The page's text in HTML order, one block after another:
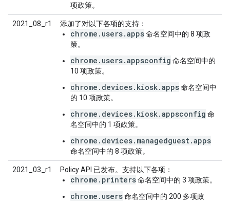
项政策。
2021_08_r1 添加了对以下各项的支持：
chrome.users.apps命名空间中的 8 项政
策。
chrome.users.appsconfig 命名空间中的
10 项政策。
chrome.devices.kiosk.apps命名空间中
的 10 项政策。
chrome.devices.kiosk.appsconfig 命
名空间中的 1 项政策。
chrome.devices.managedguest.apps
命名空间中的 8 项政策。
2021_03_r1 Policy API 已发布。支持以下各项：
chrome.printers命名空间中的 3 项政策。
chrome.users命名空间中的 200 多项政